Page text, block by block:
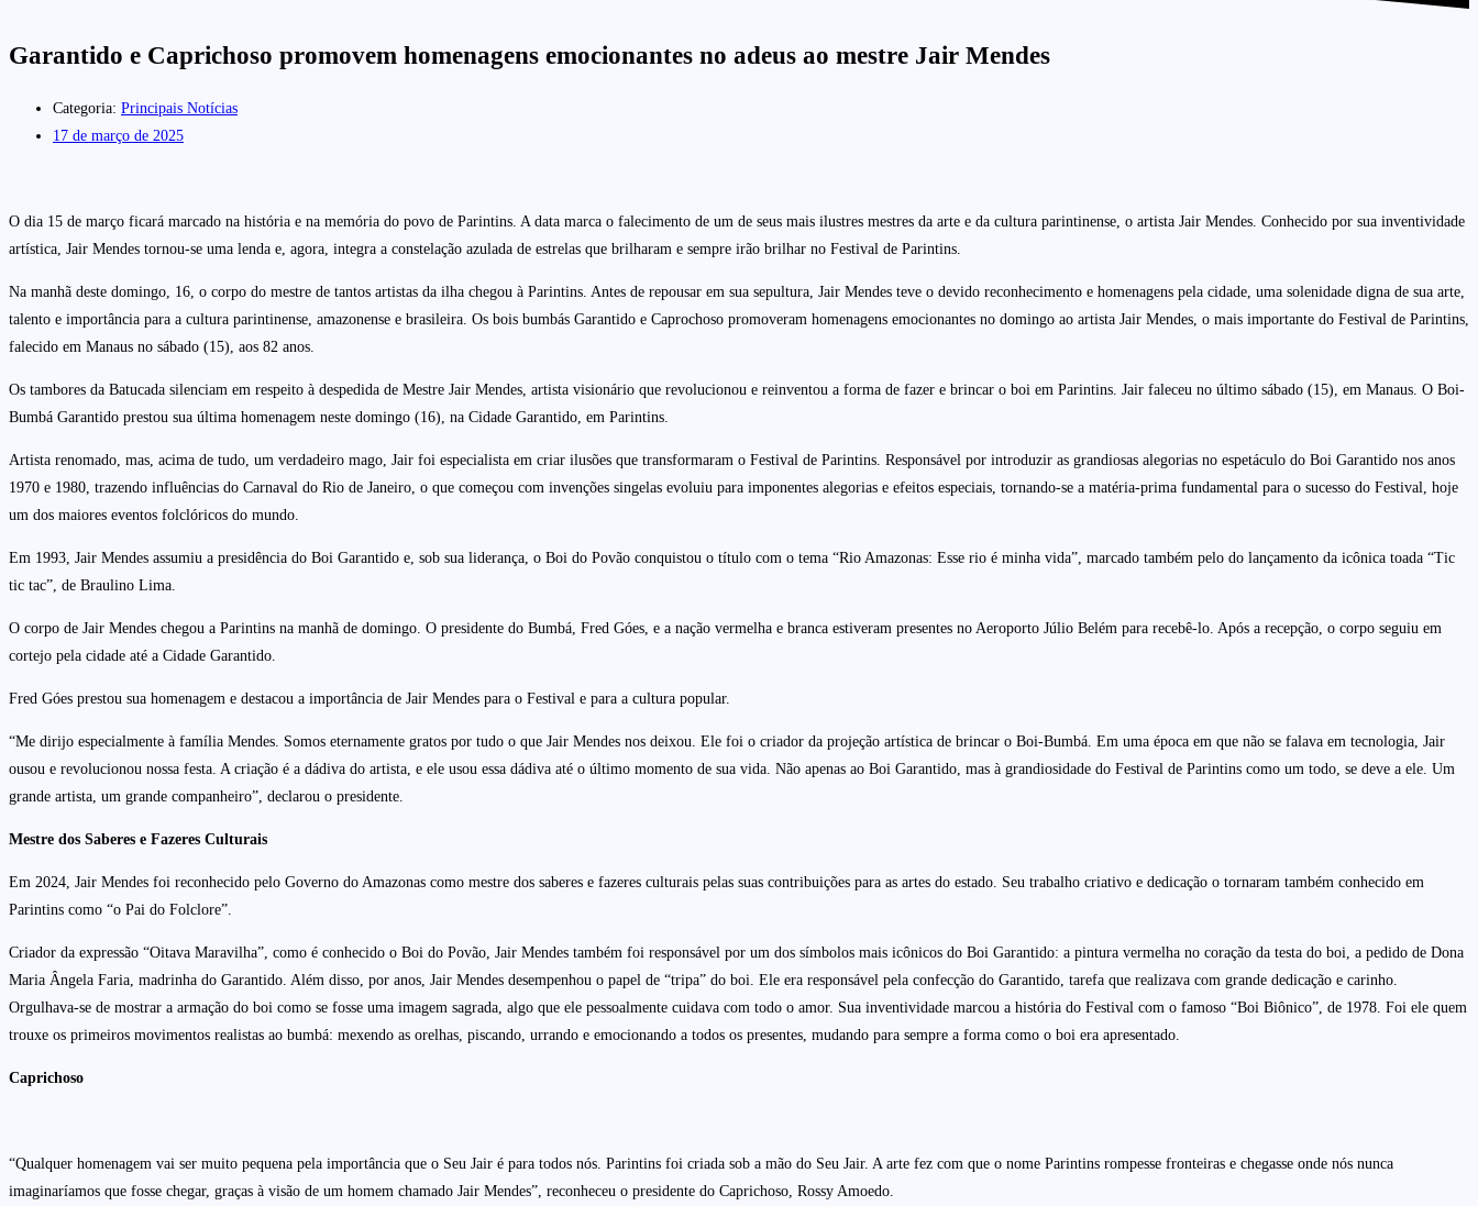
Garantido e Caprichoso promovem homenagens emocionantes no adeus ao mestre Jair Mendes
Categoria: Principais Notícias
17 de março de 2025
O dia 15 de março ficará marcado na história e na memória do povo de Parintins. A data marca o falecimento de um de seus mais ilustres mestres da arte e da cultura parintinense, o artista Jair Mendes. Conhecido por sua inventividade
artística, Jair Mendes tornou-se uma lenda e, agora, integra a constelação azulada de estrelas que brilharam e sempre irão brilhar no Festival de Parintins.
Na manhã deste domingo, 16, o corpo do mestre de tantos artistas da ilha chegou à Parintins. Antes de repousar em sua sepultura, Jair Mendes teve o devido reconhecimento e homenagens pela cidade, uma solenidade digna de sua arte,
talento e importância para a cultura parintinense, amazonense e brasileira. Os bois bumbás Garantido e Caprochoso promoveram homenagens emocionantes no domingo ao artista Jair Mendes, o mais importante do Festival de Parintins,
falecido em Manaus no sábado (15), aos 82 anos.
Os tambores da Batucada silenciam em respeito à despedida de Mestre Jair Mendes, artista visionário que revolucionou e reinventou a forma de fazer e brincar o boi em Parintins. Jair faleceu no último sábado (15), em Manaus. O Boi-
Bumbá Garantido prestou sua última homenagem neste domingo (16), na Cidade Garantido, em Parintins.
Artista renomado, mas, acima de tudo, um verdadeiro mago, Jair foi especialista em criar ilusões que transformaram o Festival de Parintins. Responsável por introduzir as grandiosas alegorias no espetáculo do Boi Garantido nos anos
1970 e 1980, trazendo influências do Carnaval do Rio de Janeiro, o que começou com invenções singelas evoluiu para imponentes alegorias e efeitos especiais, tornando-se a matéria-prima fundamental para o sucesso do Festival, hoje
um dos maiores eventos folclóricos do mundo.
Em 1993, Jair Mendes assumiu a presidência do Boi Garantido e, sob sua liderança, o Boi do Povão conquistou o título com o tema “Rio Amazonas: Esse rio é minha vida”, marcado também pelo do lançamento da icônica toada “Tic
tic tac”, de Braulino Lima.
O corpo de Jair Mendes chegou a Parintins na manhã de domingo. O presidente do Bumbá, Fred Góes, e a nação vermelha e branca estiveram presentes no Aeroporto Júlio Belém para recebê-lo. Após a recepção, o corpo seguiu em
cortejo pela cidade até a Cidade Garantido.
Fred Góes prestou sua homenagem e destacou a importância de Jair Mendes para o Festival e para a cultura popular.
“Me dirijo especialmente à família Mendes. Somos eternamente gratos por tudo o que Jair Mendes nos deixou. Ele foi o criador da projeção artística de brincar o Boi-Bumbá. Em uma época em que não se falava em tecnologia, Jair
ousou e revolucionou nossa festa. A criação é a dádiva do artista, e ele usou essa dádiva até o último momento de sua vida. Não apenas ao Boi Garantido, mas à grandiosidade do Festival de Parintins como um todo, se deve a ele. Um
grande artista, um grande companheiro”, declarou o presidente.
Mestre dos Saberes e Fazeres Culturais
Em 2024, Jair Mendes foi reconhecido pelo Governo do Amazonas como mestre dos saberes e fazeres culturais pelas suas contribuições para as artes do estado. Seu trabalho criativo e dedicação o tornaram também conhecido em
Parintins como “o Pai do Folclore”.
Criador da expressão “Oitava Maravilha”, como é conhecido o Boi do Povão, Jair Mendes também foi responsável por um dos símbolos mais icônicos do Boi Garantido: a pintura vermelha no coração da testa do boi, a pedido de Dona
Maria Ângela Faria, madrinha do Garantido. Além disso, por anos, Jair Mendes desempenhou o papel de “tripa” do boi. Ele era responsável pela confecção do Garantido, tarefa que realizava com grande dedicação e carinho.
Orgulhava-se de mostrar a armação do boi como se fosse uma imagem sagrada, algo que ele pessoalmente cuidava com todo o amor. Sua inventividade marcou a história do Festival com o famoso “Boi Biônico”, de 1978. Foi ele quem
trouxe os primeiros movimentos realistas ao bumbá: mexendo as orelhas, piscando, urrando e emocionando a todos os presentes, mudando para sempre a forma como o boi era apresentado.
Caprichoso
“Qualquer homenagem vai ser muito pequena pela importância que o Seu Jair é para todos nós. Parintins foi criada sob a mão do Seu Jair. A arte fez com que o nome Parintins rompesse fronteiras e chegasse onde nós nunca
imaginaríamos que fosse chegar, graças à visão de um homem chamado Jair Mendes”, reconheceu o presidente do Caprichoso, Rossy Amoedo.